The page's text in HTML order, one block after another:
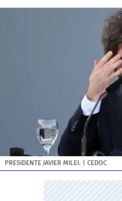
PRESIDENTE JAVIER MILEI. | CEDOC